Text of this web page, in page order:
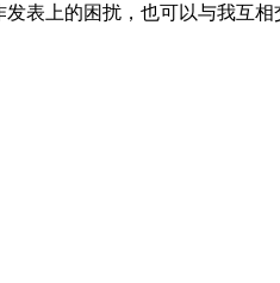
表上的困扰，也可以与我互相